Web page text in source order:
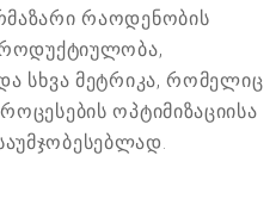
რაოდენობის
სხვა მეტრიკა, რომელიც
ოპტიმიზაციისა